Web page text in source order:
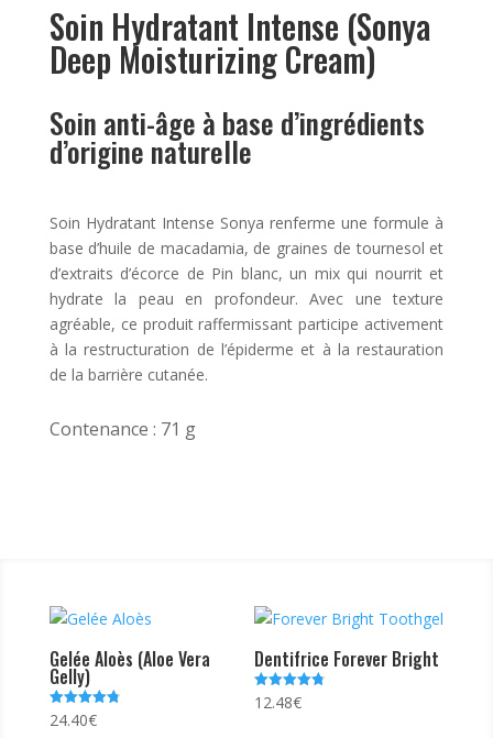
Soin Hydratant Intense (Sonya
Deep Moisturizing Cream)
Soin anti-âge à base d’ingrédients
d’origine naturelle
Soin Hydratant Intense Sonya renferme une formule à
base d’huile de macadamia, de graines de tournesol et
d’extraits d’écorce de Pin blanc, un mix qui nourrit et
hydrate la peau en profondeur. Avec une texture
agréable, ce produit raffermissant participe activement
à la restructuration de l’épiderme et à la restauration
de la barrière cutanée.
Contenance : 71 g
Gelée Aloès (Aloe Vera
Gelly)
Note
4.81
24.40€
Dentifrice Forever Bright
Note
4.74
12.48€